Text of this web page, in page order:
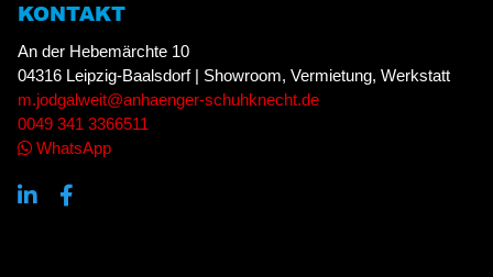
KONTAKT
An der Hebemärchte 10
04316 Leipzig-Baalsdorf | Showroom, Vermietung, Werkstatt
m.jodgalweit@anhaenger-schuhknecht.de
0049 341 3366511
WhatsApp